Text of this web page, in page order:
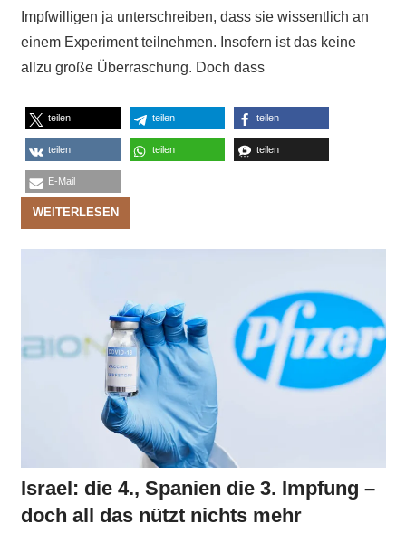
Impfwilligen ja unterschreiben, dass sie wissentlich an
einem Experiment teilnehmen. Insofern ist das keine
allzu große Überraschung. Doch dass
teilen teilen teilen
teilen teilen teilen
E-Mail
WEITERLESEN
Israel: die 4., Spanien die 3. Impfung –
doch all das nützt nichts mehr